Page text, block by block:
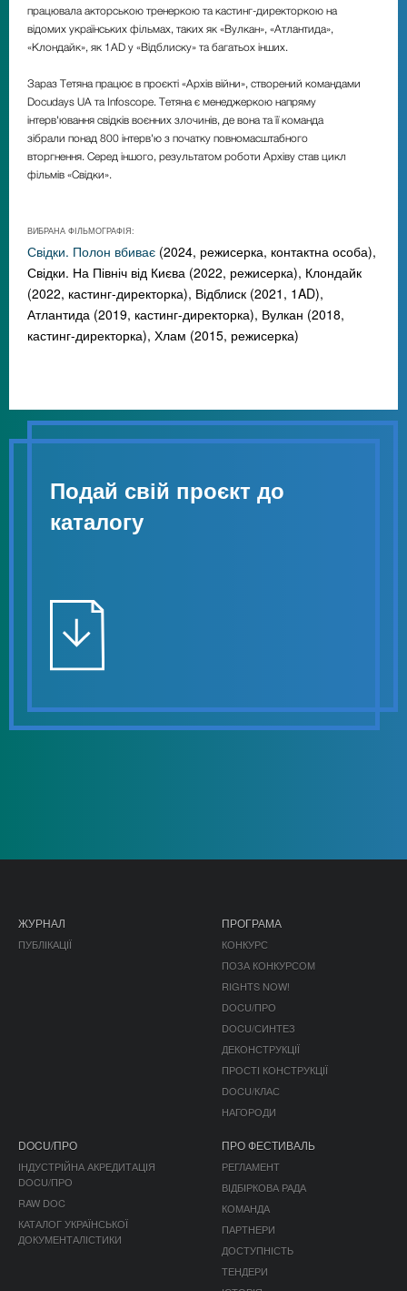
працювала акторською тренеркою та кастинг-директоркою на
відомих українських фільмах, таких як «Вулкан», «Атлантида»,
«Клондайк», як 1AD у «Відблиску» та багатьох інших.
Зараз Тетяна працює в проєкті «Архів війни», створений командами
Docudays UA та Infoscope. Тетяна є менеджеркою напряму
інтерв'ювання свідків воєнних злочинів, де вона та її команда
зібрали понад 800 інтерв'ю з початку повномасштабного
вторгнення. Серед іншого, результатом роботи Архіву став цикл
фільмів «Свідки».
ВИБРАНА ФІЛЬМОГРАФІЯ:
Свідки. Полон вбиває (2024, режисерка, контактна особа),
Свідки. На Північ від Києва (2022, режисерка), Клондайк
(2022, кастинг-директорка), Відблиск (2021, 1AD),
Атлантида (2019, кастинг-директорка), Вулкан (2018,
кастинг-директорка), Хлам (2015, режисерка)
Подай свій проєкт до
каталогу
ЖУРНАЛ
ПУБЛІКАЦІЇ
ПРОГРАМА
КОНКУРС
ПОЗА КОНКУРСОМ
RIGHTS NOW!
DOCU/ПРО
DOCU/СИНТЕЗ
ДЕКОНСТРУКЦІЇ
ПРОСТІ КОНСТРУКЦІЇ
DOCU/КЛАС
НАГОРОДИ
DOCU/ПРО
ІНДУСТРІЙНА АКРЕДИТАЦІЯ
DOCU/ПРО
RAW DOC
КАТАЛОГ УКРАЇНСЬКОЇ
ДОКУМЕНТАЛІСТИКИ
ПРО ФЕСТИВАЛЬ
РЕГЛАМЕНТ
ВІДБІРКОВА РАДА
КОМАНДА
ПАРТНЕРИ
ДОСТУПНІСТЬ
ТЕНДЕРИ